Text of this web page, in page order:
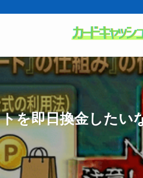
を即日換金したい